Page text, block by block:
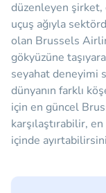
düzenleyen şirket,
uçuş ağıyla
olan Brussels
gökyüzüne
seyahat deneyimi
dünyanın farklı
için en güncel
karşılaştırabilir,
içinde